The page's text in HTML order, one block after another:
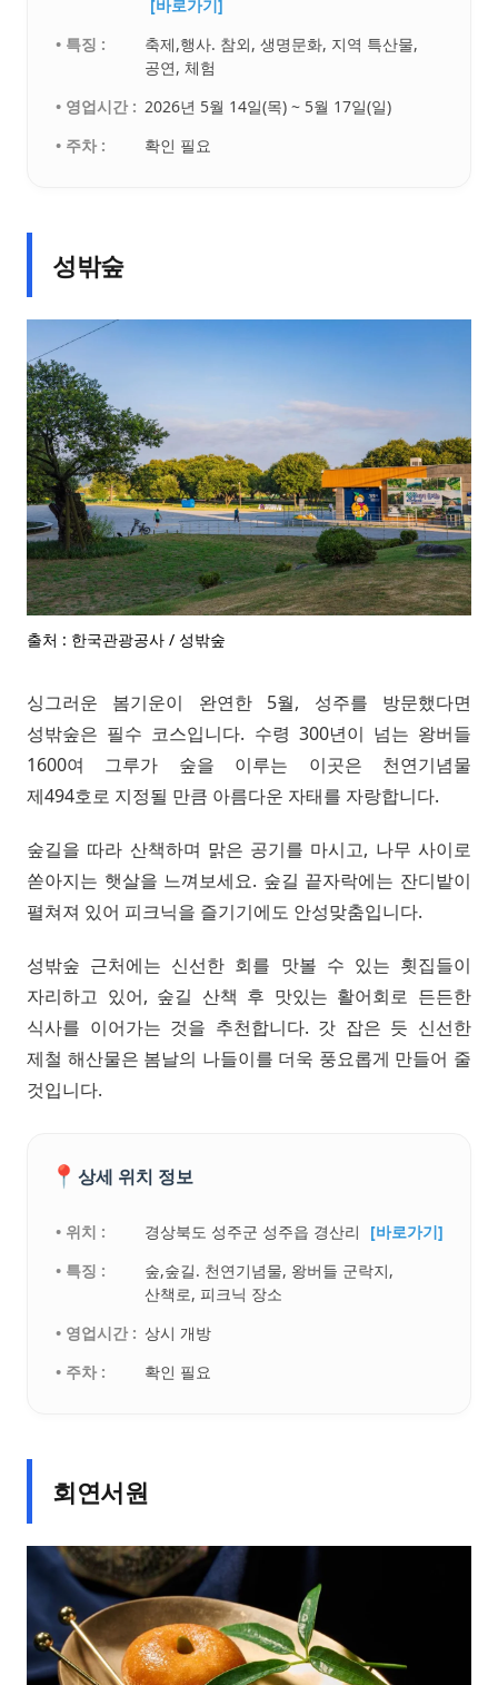
[바로가기]
• 특징 :
축제,행사. 참외, 생명문화, 지역 특산물,
공연, 체험
• 영업시간 : 2026년 5월 14일(목) ~ 5월 17일(일)
• 주차 :
확인 필요
성밖숲
출처 : 한국관광공사 / 성밖숲
싱그러운 봄기운이 완연한 5월, 성주를 방문했다면
성밖숲은 필수 코스입니다. 수령 300년이 넘는 왕버들
1600여 그루가 숲을 이루는 이곳은 천연기념물
제494호로 지정될 만큼 아름다운 자태를 자랑합니다.
숲길을 따라 산책하며 맑은 공기를 마시고, 나무 사이로
쏟아지는 햇살을 느껴보세요. 숲길 끝자락에는 잔디밭이
펼쳐져 있어 피크닉을 즐기기에도 안성맞춤입니다.
성밖숲 근처에는 신선한 회를 맛볼 수 있는 횟집들이
자리하고 있어, 숲길 산책 후 맛있는 활어회로 든든한
식사를 이어가는 것을 추천합니다. 갓 잡은 듯 신선한
제철 해산물은 봄날의 나들이를 더욱 풍요롭게 만들어 줄
것입니다.
📍 상세 위치 정보
• 위치 : 경상북도 성주군 성주읍 경산리
[바로가기]
• 특징 :
숲,숲길. 천연기념물, 왕버들 군락지,
산책로, 피크닉 장소
• 영업시간 : 상시 개방
• 주차 :
확인 필요
회연서원